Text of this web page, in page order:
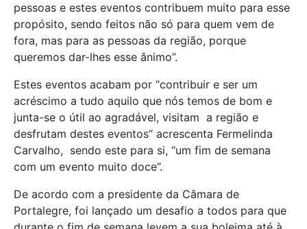
pessoas e estes eventos contribuem muito para esse
propósito, sendo feitos não só para quem vem de
fora, mas para as pessoas da região, porque
queremos dar-lhes esse ânimo”.
Estes eventos acabam por “contribuir e ser um
acréscimo a tudo aquilo que nós temos de bom e
junta-se o útil ao agradável, visitam a região e
desfrutam destes eventos” acrescenta Fermelinda
Carvalho, sendo este para si, “um fim de semana
com um evento muito doce”.
De acordo com a presidente da Câmara de
Portalegre, foi lançado um desafio a todos para que